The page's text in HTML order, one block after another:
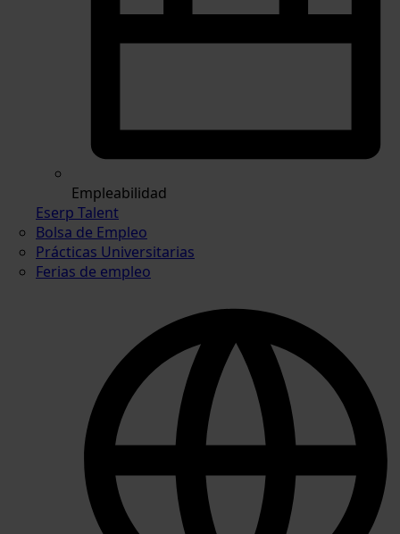
Empleabilidad
Eserp Talent
Bolsa de Empleo
Prácticas Universitarias
Ferias de empleo